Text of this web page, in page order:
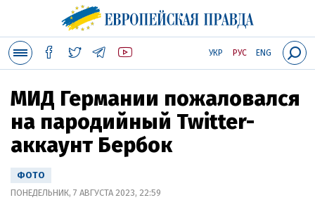
УКР РУС ENG
МИД Германии пожаловался
на пародийный Twitter-
аккаунт Бербок
ФОТО
ПОНЕДЕЛЬНИК, 7 АВГУСТА 2023, 22:59